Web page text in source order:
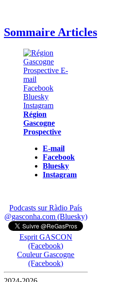
Sommaire Articles
Région
Gascogne
Prospective
E-mail
Facebook
Bluesky
Instagram
Podcasts sur Ràdio País
@gasconha.com (Bluesky)
Esprit GASCON
(Facebook)
Couleur Gascogne
(Facebook)